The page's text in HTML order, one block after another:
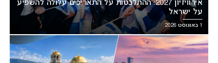
אירוויזיון 2027: ההתלבטות על התאריכים עלולה להשפיע
על ישראל